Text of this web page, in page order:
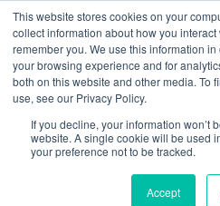
This website stores cookies on your
collect information about how you
remember you. We use this information
your browsing experience and for
both on this website and other media. To
use, see our Privacy Policy.
If you decline, your information won’t
website. A single cookie will be used
your preference not to be tracked.
Accept
Journée de
lancement
européen